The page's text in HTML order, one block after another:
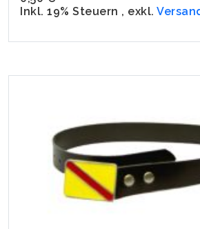
Inkl. 19% Steuern , exkl.